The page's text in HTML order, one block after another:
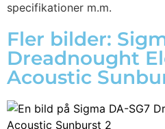
specifikationer m.m.
Fler bilder:
Dreadnought
Acoustic